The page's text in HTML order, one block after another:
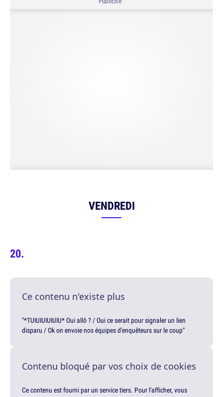
VENDREDI
Ce contenu n'existe plus
"*TUIUIUIUIUIU* Oui allô ? / Oui ce serait pour signaler un lien
disparu / Ok on envoie nos équipes d'enquêteurs sur le coup"
Contenu bloqué par vos choix de cookies
Ce contenu est fourni par un service tiers. Pour l'afficher, vous